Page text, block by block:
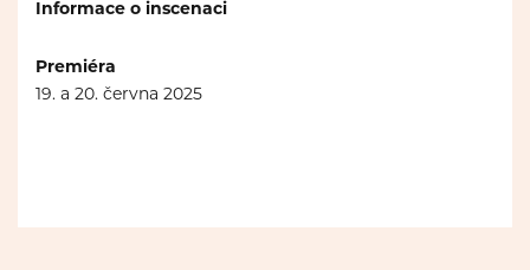
Informace o inscenaci
Premiéra
19. a 20. června 2025